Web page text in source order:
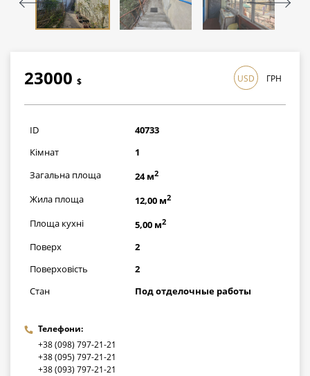
23000 $
667000грн
USD ГРН
ID
40733
Кімнат
1
Загальна площа
24 м2
Жила площа 12,00 м2
Площа кухні 5,00 м2
Поверх
2
Поверховість
2
Стан
Под отделочные работы
Телефони:
+38 (098) 797-21-21
+38 (095) 797-21-21
+38 (093) 797-21-21